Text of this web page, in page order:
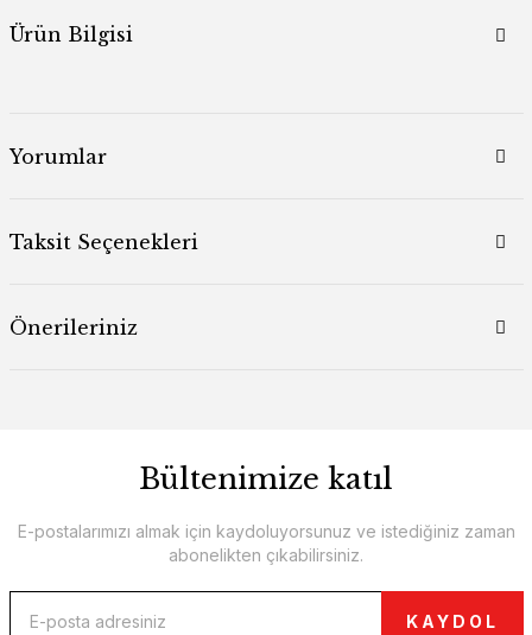
Ürün Bilgisi
Yorumlar
Taksit Seçenekleri
Önerileriniz
Bültenimize katıl
E-postalarımızı almak için kaydoluyorsunuz ve istediğiniz zaman
abonelikten çıkabilirsiniz.
KAYDOL